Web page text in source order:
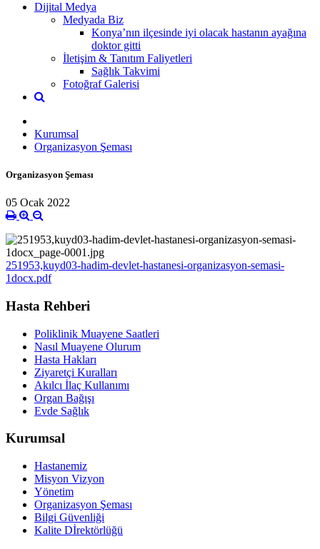
Dijital Medya
Medyada Biz
Konya’nın ilçesinde iyi olacak hastanın ayağına
doktor gitti
İletişim & Tanıtım Faliyetleri
Sağlık Takvimi
Fotoğraf Galerisi
Kurumsal
Organizasyon Şeması
Organizasyon Şeması
05 Ocak 2022
251953,kuyd03-hadim-devlet-hastanesi-organizasyon-semasi-
1docx.pdf
Hasta Rehberi
Poliklinik Muayene Saatleri
Nasıl Muayene Olurum
Hasta Hakları
Ziyaretçi Kuralları
Akılcı İlaç Kullanımı
Organ Bağışı
Evde Sağlık
Kurumsal
Hastanemiz
Misyon Vizyon
Yönetim
Organizasyon Şeması
Bilgi Güvenliği
Kalite Dİrektörlüğü